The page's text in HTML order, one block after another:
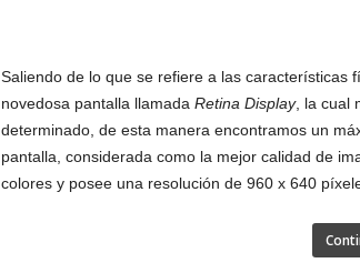
Saliendo de lo que se refiere a las características
novedosa pantalla llamada Retina Display, la cual
determinado, de esta manera encontramos un
pantalla, considerada como la mejor calidad de
colores y posee una resolución de 960 x 640